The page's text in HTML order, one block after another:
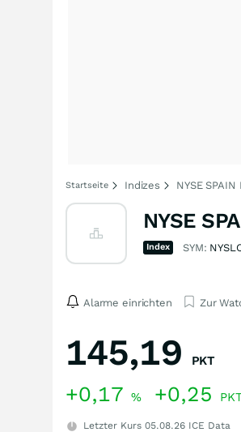
Startseite Indizes NYSE SPAIN
NYSE
Index SYM:
Alarme einrichten Zur
145,19 PKT
+0,17 % +0,25
Letzter Kurs 05.08.26 ICE Data